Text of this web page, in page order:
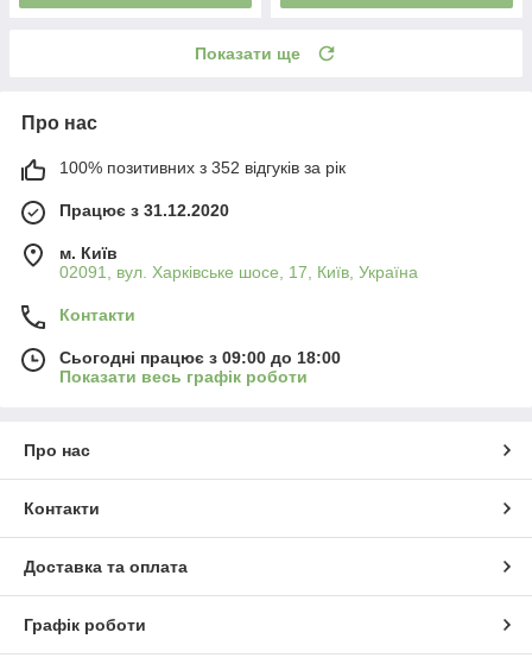
Показати ще
Про нас
100% позитивних з 352 відгуків за рік
Працює з 31.12.2020
м. Київ
02091, вул. Харківське шосе, 17, Київ, Україна
Контакти
Сьогодні працює з 09:00 до 18:00
Показати весь графік роботи
Про нас
Контакти
Доставка та оплата
Графік роботи